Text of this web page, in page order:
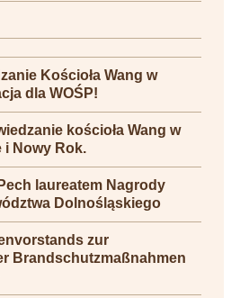
Kościoła Wang w
dla WOŚP!
kościoła Wang w
i Nowy Rok.
laureatem Nagrody
Dolnośląskiego
zur
Brandschutzmaßnahmen